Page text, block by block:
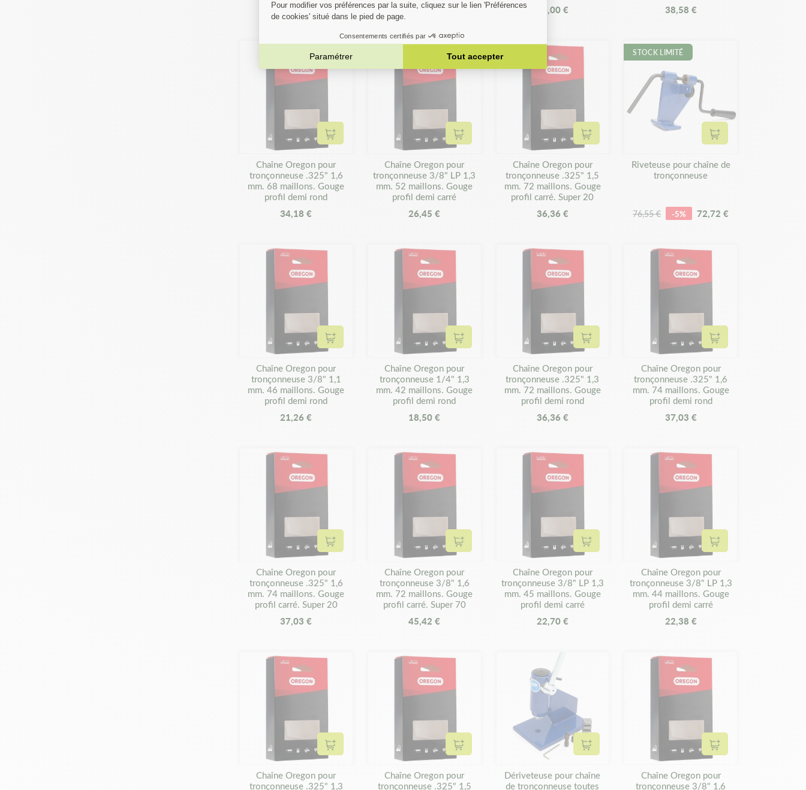
27,89 € 36,36 € 26,00 € 38,58 €
Ajouter au panier
Chaîne Oregon pour
tronçonneuse .325" 1,6
mm. 68 maillons. Gouge
profil demi rond
34,18 €
Ajouter au panier
Chaîne Oregon pour
tronçonneuse 3/8" LP 1,3
mm. 52 maillons. Gouge
profil demi carré
26,45 €
Ajouter au panier
Chaîne Oregon pour
tronçonneuse .325" 1,5
mm. 72 maillons. Gouge
profil carré. Super 20
36,36 €
STOCK LIMITÉ
Ajouter au panier
Riveteuse pour chaîne de
tronçonneuse
76,55 € -5% 72,72 €
Ajouter au panier
Chaîne Oregon pour
tronçonneuse 3/8" 1,1
mm. 46 maillons. Gouge
profil demi rond
21,26 €
Ajouter au panier
Chaîne Oregon pour
tronçonneuse 1/4" 1,3
mm. 42 maillons. Gouge
profil demi rond
18,50 €
Ajouter au panier
Chaîne Oregon pour
tronçonneuse .325" 1,3
mm. 72 maillons. Gouge
profil demi rond
36,36 €
Ajouter au panier
Chaîne Oregon pour
tronçonneuse .325" 1,6
mm. 74 maillons. Gouge
profil demi rond
37,03 €
Ajouter au panier
Chaîne Oregon pour
tronçonneuse .325" 1,6
mm. 74 maillons. Gouge
profil carré. Super 20
37,03 €
Ajouter au panier
Chaîne Oregon pour
tronçonneuse 3/8" 1,6
mm. 72 maillons. Gouge
profil carré. Super 70
45,42 €
Ajouter au panier
Chaîne Oregon pour
tronçonneuse 3/8" LP 1,3
mm. 45 maillons. Gouge
profil demi carré
22,70 €
Ajouter au panier
Chaîne Oregon pour
tronçonneuse 3/8" LP 1,3
mm. 44 maillons. Gouge
profil demi carré
22,38 €
Ajouter au panier
Chaîne Oregon pour
tronçonneuse .325" 1,3
Ajouter au panier
Chaîne Oregon pour
tronçonneuse .325" 1,5
Ajouter au panier
Dériveteuse pour chaîne
de tronçonneuse toutes
Ajouter au panier
Chaîne Oregon pour
tronçonneuse 3/8" 1,6